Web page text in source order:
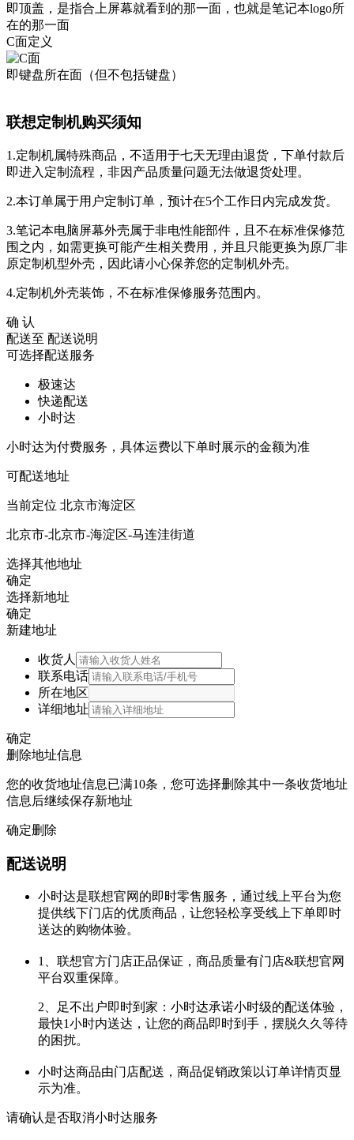
即顶盖，是指合上屏幕就看到的那一面，也就是笔记本logo所
在的那一面
C面定义
即键盘所在面（但不包括键盘）
联想定制机购买须知
1.定制机属特殊商品，不适用于七天无理由退货，下单付款后
即进入定制流程，非因产品质量问题无法做退货处理。
2.本订单属于用户定制订单，预计在5个工作日内完成发货。
3.笔记本电脑屏幕外壳属于非电性能部件，且不在标准保修范
围之内，如需更换可能产生相关费用，并且只能更换为原厂非
原定制机型外壳，因此请小心保养您的定制机外壳。
4.定制机外壳装饰，不在标准保修服务范围内。
确 认
配送至 配送说明
可选择配送服务
极速达
快递配送
小时达
小时达为付费服务，具体运费以下单时展示的金额为准
可配送地址
当前定位 北京市海淀区
北京市-北京市-海淀区-马连洼街道
选择其他地址
确定
选择新地址
确定
新建地址
收货人
联系电话
所在地区
详细地址
确定
删除地址信息
您的收货地址信息已满10条，您可选择删除其中一条收货地址
信息后继续保存新地址
确定删除
配送说明
小时达是联想官网的即时零售服务，通过线上平台为您
提供线下门店的优质商品，让您轻松享受线上下单即时
送达的购物体验。
1、联想官方门店正品保证，商品质量有门店&联想官网
平台双重保障。
2、足不出户即时到家：小时达承诺小时级的配送体验，
最快1小时内送达，让您的商品即时到手，摆脱久久等待
的困扰。
小时达商品由门店配送，商品促销政策以订单详情页显
示为准。
请确认是否取消小时达服务